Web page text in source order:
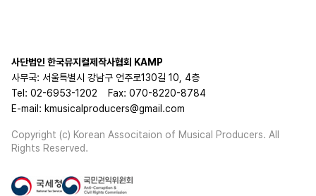
사단법인 한국뮤지컬제작사협회 KAMP
사무국: 서울특별시 강남구 언주로130길 10, 4층
Tel: 02-6953-1202
Fax: 070-8220-8784
E-mail: kmusicalproducers@gmail.com
Copyright (c) Korean Associtaion of Musical Producers. All
Rights Reserved.